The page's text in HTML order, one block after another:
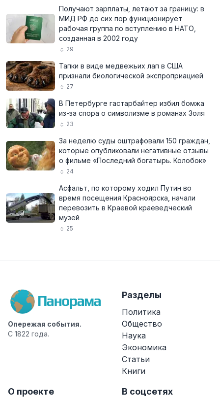
Получают зарплаты, летают за границу: в
МИД РФ до сих пор функционирует
рабочая группа по вступлению в НАТО,
созданная в 2002 году
29
Тапки в виде медвежьих лап в США
признали биологической экспроприацией
27
В Петербурге гастарбайтер избил бомжа
из-за спора о символизме в романах Золя
23
За неделю суды оштрафовали 150 граждан,
которые опубликовали негативные отзывы
о фильме «Последний богатырь. Колобок»
24
Асфальт, по которому ходил Путин во
время посещения Красноярска, начали
перевозить в Краевой краеведческий
музей
25
Опережая события.
С 1822 года.
Разделы
Политика
Общество
Наука
Экономика
Статьи
Книги
О проекте В соцсетях